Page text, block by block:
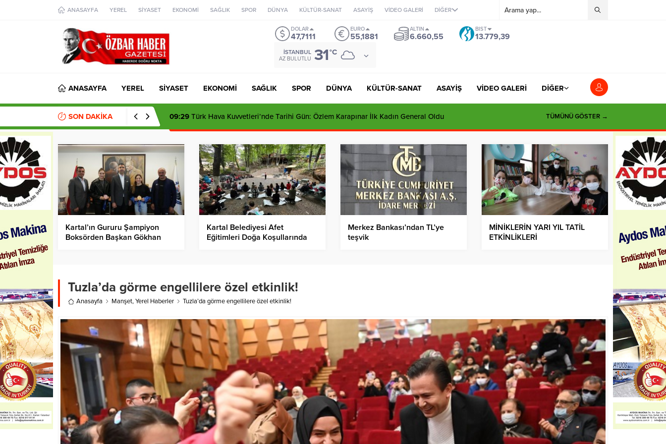
ANASAYFA YEREL SİYASET EKONOMİ SAĞLIK SPOR DÜNYA KÜLTÜR-SANAT ASAYİŞ VİDEO GALERİ DİĞER
DOLAR
47,7111
EURO
55,1881
ALTIN
6.660,55
BIST
13.779,39
İSTANBUL
AZ BULUTLU 31°C
ANASAYFA YEREL SİYASET EKONOMİ SAĞLIK SPOR DÜNYA KÜLTÜR-SANAT ASAYİŞ VİDEO GALERİ DİĞER
SON DAKİKA 09:29 Türk Hava Kuvvetleri’nde Tarihi Gün: Özlem Karapınar İlk Kadın General Oldu TÜMÜNÜ GÖSTER →
Kartal’ın Gururu Şampiyon
Boksörden Başkan Gökhan
Kartal Belediyesi Afet
Eğitimleri Doğa Koşullarında
Merkez Bankası’ndan TL’ye
teşvik
MİNİKLERİN YARI YIL TATİL
ETKİNLİKLERİ
Tuzla’da görme engellilere özel etkinlik!
Anasayfa Manşet,Yerel Haberler Tuzla’da görme engellilere özel etkinlik!